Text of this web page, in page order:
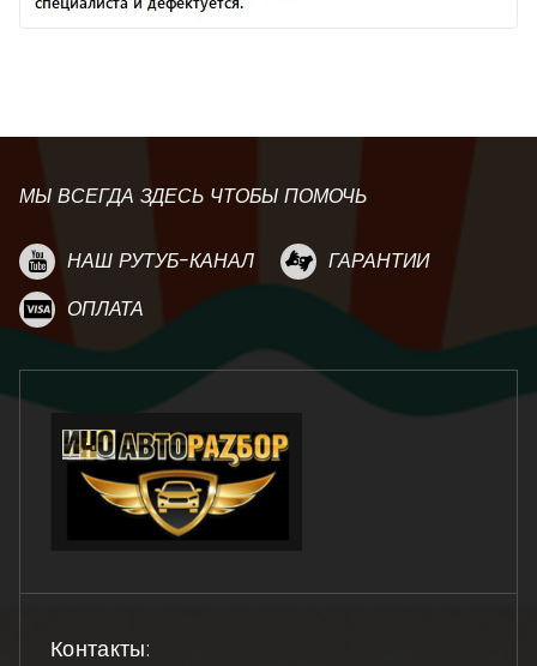
МЫ ВСЕГДА ЗДЕСЬ ЧТОБЫ ПОМОЧЬ
НАШ РУТУБ-КАНАЛ
ГАРАНТИИ
ОПЛАТА
Контакты: